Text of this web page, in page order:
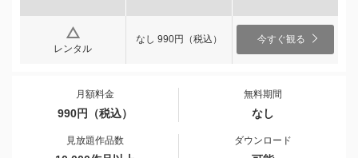
レンタル
なし 990円（税込） 今すぐ観る
月額料金
990円（税込）
無料期間
なし
見放題作品数 ダウンロード